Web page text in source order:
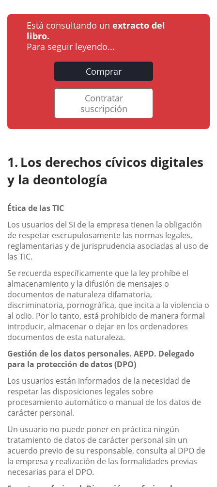
Está consultando un extracto del
libro.
Para seguir leyendo...
Comprar
Contratar
suscripción
Los derechos cívicos digitales
y la deontología
Ética de las TIC
Los usuarios del SI de la empresa tienen la obligación
de respetar escrupulosamente las normas legales,
reglamentarias y de jurisprudencia asociadas al uso de
las TIC.
Se recuerda específicamente que la ley prohíbe el
almacenamiento y la difusión de mensajes o
documentos de naturaleza difamatoria,
discriminatoria, pornográfica, que incita a la violencia o
al odio. Por lo tanto, está prohibido de manera formal
introducir, almacenar o dejar en los ordenadores
documentos de esta naturaleza.
Gestión de los datos personales. AEPD. Delegado
para la protección de datos (DPO)
Los usuarios están informados de la necesidad de
respetar las disposiciones legales sobre
procesamiento automático o manual de los datos de
carácter personal.
Un usuario no puede poner en práctica ningún
tratamiento de datos de carácter personal sin un
acuerdo previo de su responsable, consulta al DPO de
la empresa y realización de las formalidades previas
necesarias para el DPO.